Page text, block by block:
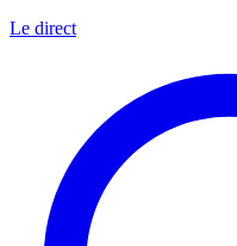
Le direct